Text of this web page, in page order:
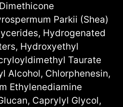
Parkii (Shea)
Hydrogenated
Hydroxyethyl
Taurate
Alcohol, Chlorphenesin,
Ethylenediamine
Caprylyl Glycol,